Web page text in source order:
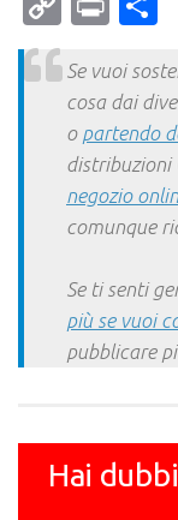
Se vuoi
cosa dai
o partendo
distribuzioni
negozio
comunque
Se ti senti
più se vuoi
pubblicare
Hai